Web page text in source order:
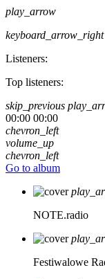
play_arrow
keyboard_arrow_right
Listeners:
Top listeners:
skip_previous
00:00 00:00
chevron_left
volume_up
chevron_left
Go to album
NOTE.radio
Festiwalowe